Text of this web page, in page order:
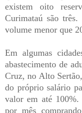
existem oito
Curimataú são
volume menor que
Em algumas
abastecimento de
Cruz, no Alto
do próprio salário
valor em até
por mês